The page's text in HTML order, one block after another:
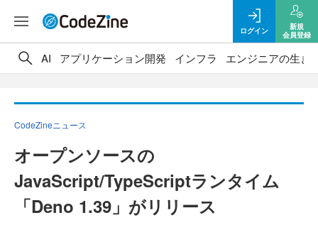
ログイン
新規
会員登録
AI アプリケーション開発 インフラ エンジニアの生き
CodeZineニュース
オープンソースの
JavaScript/TypeScriptランタイム
「Deno 1.39」がリリース